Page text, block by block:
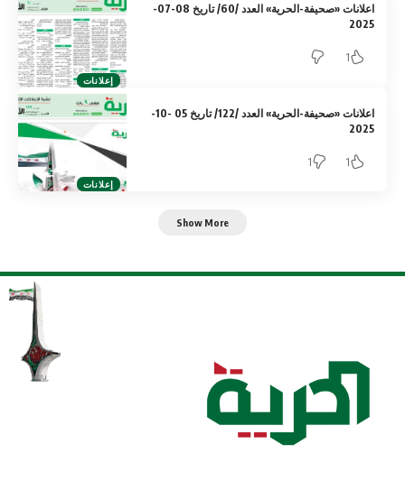
إعلانات
اعلانات «صحيفة-الحرية» العدد /60/ تاريخ 08-07-
2025
1
إعلانات
اعلانات «صحيفة-الحرية» العدد /122/ تاريخ 05 -10-
2025
1
1
Show More